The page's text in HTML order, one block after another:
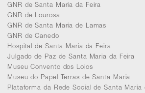
GNR de Santa Maria da Feira
GNR de Lourosa
GNR de Santa Maria de Lamas
GNR de Canedo
Hospital de Santa Maria da Feira
Julgado de Paz de Santa Maria da Feira
Museu Convento dos Loios
Museu do Papel Terras de Santa Maria
Plataforma da Rede Social de Santa Maria